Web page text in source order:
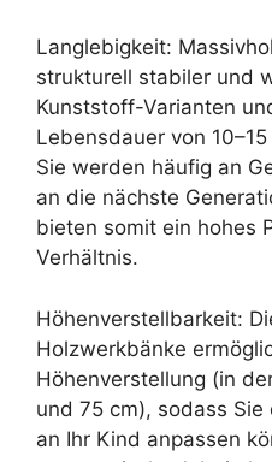
Langlebigkeit:
strukturell stabiler und
Kunststoff-Varianten
Lebensdauer von
Sie werden häufig an
an die nächste
bieten somit ein hohes
Verhältnis.
Höhenverstellbarkeit:
Holzwerkbänke
Höhenverstellung (in
und 75 cm), sodass Sie
an Ihr Kind anpassen